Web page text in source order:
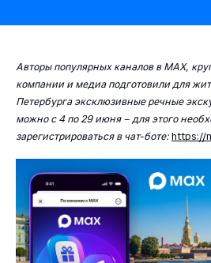
Авторы популярных каналов в МАХ,
компании и медиа подготовили для
Петербурга эксклюзивные речные
можно с 4 по 29 июня – для этого
зарегистрироваться в чат-боте: https://